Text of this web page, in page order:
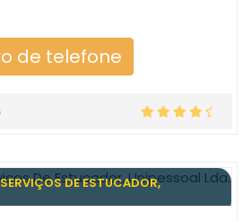
de telefone
DE ESTUCADOR,